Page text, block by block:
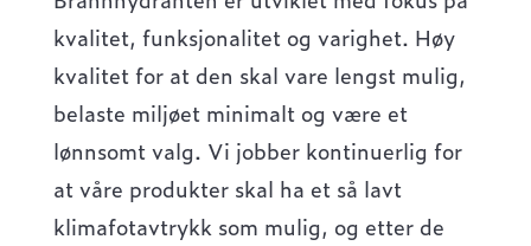
kvalitet, funksjonalitet og varighet. Høy
kvalitet for at den skal vare lengst mulig,
belaste miljøet minimalt og være et
lønnsomt valg. Vi jobber kontinuerlig for
at våre produkter skal ha et så lavt
klimafotavtrykk som mulig, og etter de